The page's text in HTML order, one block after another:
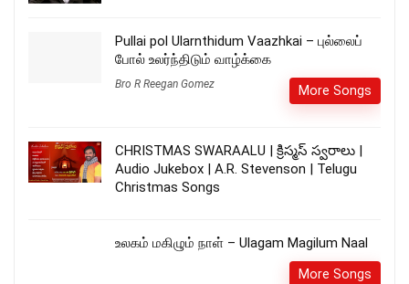
Pullai pol Ularnthidum Vaazhkai – புல்லைப்
போல் உலர்ந்திடும் வாழ்க்கை
Bro R Reegan Gomez More Songs
CHRISTMAS SWARAALU | క్రిస్మస్ స్వరాలు |
Audio Jukebox | A.R. Stevenson | Telugu
Christmas Songs
உலகம் மகிழும் நாள் – Ulagam Magilum Naal
More Songs